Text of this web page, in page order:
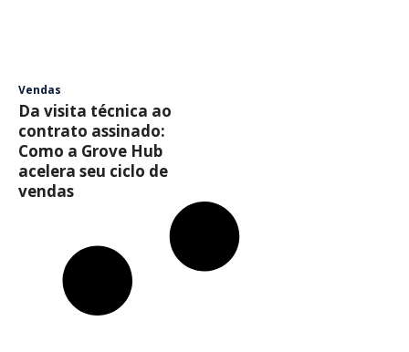
Vendas
Da visita técnica ao
contrato assinado:
Como a Grove Hub
acelera seu ciclo de
vendas